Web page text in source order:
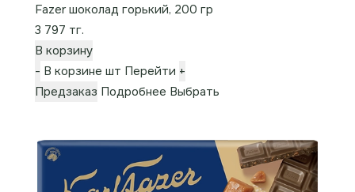
Fazer шоколад горький, 200 гр
3 797 тг.
В корзину
- В корзине шт Перейти +
Предзаказ Подробнее Выбрать